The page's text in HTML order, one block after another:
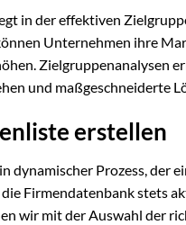
in der effektiven
Unternehmen ihre
Zielgruppenanalysen
und maßgeschneiderte
erstellen
dynamischer Prozess, der
Firmendatenbank stets
wir mit der Auswahl der